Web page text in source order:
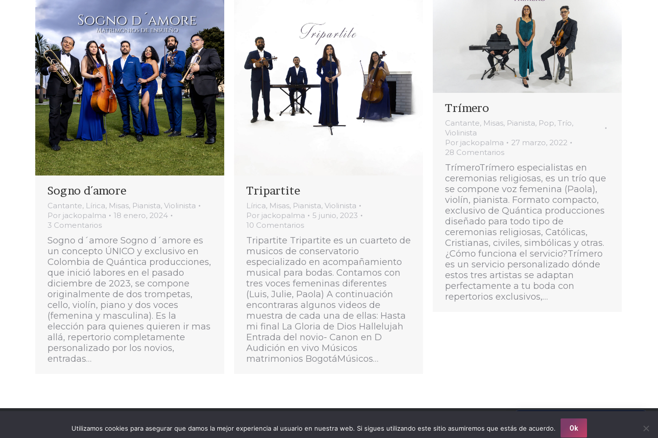
Sogno d´amore
Cantante, Lírica, Misas, Pianista, Violinista
Por jackopalma
18 enero, 2024
3 Comentarios
Sogno d´amore Sogno d´amore es
un concepto ÚNICO y exclusivo en
Colombia de Quántica producciones,
que inició labores en el pasado
diciembre de 2023, se compone
originalmente de dos trompetas,
cello, violín, piano y dos voces
(femenina y masculina). Es la
elección para quienes quieren ir mas
allá, repertorio completamente
personalizado por los novios,
entradas…
Tripartite
Lírica, Misas, Pianista, Violinista
Por jackopalma
5 junio, 2023
10 Comentarios
Tripartite Tripartite es un cuarteto de
musicos de conservatorio
especializado en acompañamiento
musical para bodas. Contamos con
tres voces femeninas diferentes
(Luis, Julie, Paola) A continuación
encontraras algunos videos de
muestra de cada una de ellas: Hasta
mi final La Gloria de Dios Hallelujah
Entrada del novio- Canon en D
Audición en vivo Músicos
matrimonios BogotáMúsicos…
Trímero
Cantante, Misas, Pianista, Pop, Trío,
Violinista
Por jackopalma
27 marzo, 2022
28 Comentarios
TrímeroTrímero especialistas en
ceremonias religiosas, es un trío que
se compone voz femenina (Paola),
violín, pianista. Formato compacto,
exclusivo de Quántica producciones
diseñado para todo tipo de
ceremonias religiosas, Católicas,
Cristianas, civiles, simbólicas y otras.
¿Cómo funciona el servicio?Trímero
es un servicio personalizado dónde
estos tres artistas se adaptan
perfectamente a tu boda con
repertorios exclusivos,…
Quántica © Todos los derechos reservados 2018 / Diseño por: Mouse Interactivo
Llámanos: 305 414 4222
Utilizamos cookies para asegurar que damos la mejor experiencia al usuario en nuestra web. Si sigues utilizando este sitio asumiremos que estás de acuerdo. Ok